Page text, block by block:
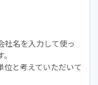
社名を入力して使っ
と考えていただいて